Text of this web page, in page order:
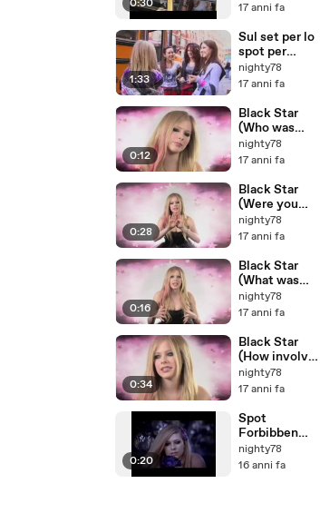
0:30
17 anni fa
1:33
Sul set per lo
spot per
Abbey Dawn
[Toronto,
nighty78
17 anni fa
0:12
Black Star
(Who was
Black Star
created for?)
nighty78
17 anni fa
0:28
Black Star
(Were you
involved in
the
nighty78
17 anni fa
0:16
Black Star
(What was
your favourite
aspect?)
nighty78
17 anni fa
0:34
Black Star
(How involved
were you?)
nighty78
17 anni fa
0:20
Spot
Forbibben
Rose
nighty78
16 anni fa